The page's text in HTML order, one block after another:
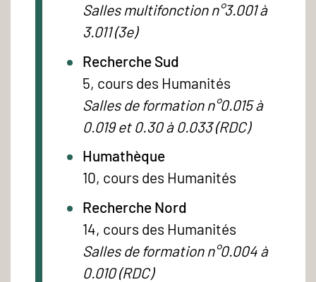
Salles multifonction n°3.001 à
3.011 (3e)
Recherche Sud
5, cours des Humanités
Salles de formation n°0.015 à
0.019 et 0.30 à 0.033 (RDC)
Humathèque
10, cours des Humanités
Recherche Nord
14, cours des Humanités
Salles de formation n°0.004 à
0.010 (RDC)